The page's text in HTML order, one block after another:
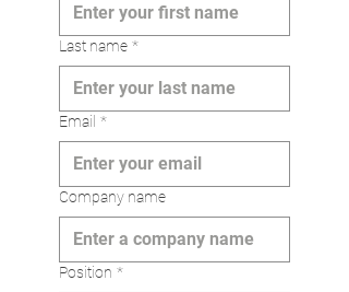
Last name *
Email *
Company name
Position *